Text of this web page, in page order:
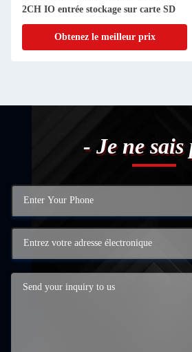
2CH IO entrée stockage sur carte SD
Obtenez le meilleur prix
- Je ne sais